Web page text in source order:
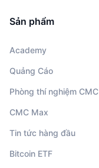
Sản phẩm
Academy
Quảng Cáo
Phòng thí nghiệm CMC
CMC Max
Tin tức hàng đầu
Bitcoin ETF